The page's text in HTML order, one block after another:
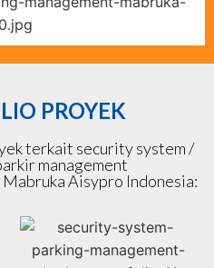
PROYEK
terkait security system /
management
Mabruka Aisypro Indonesia: